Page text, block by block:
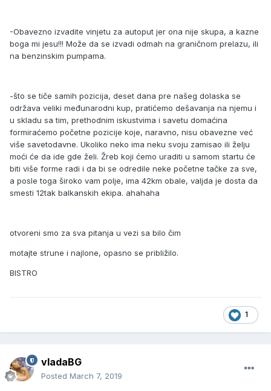
-Obavezno izvadite vinjetu za autoput jer ona nije skupa, a kazne
boga mi jesu!!! Može da se izvadi odmah na graničnom prelazu, ili
na benzinskim pumpama.
-što se tiče samih pozicija, deset dana pre našeg dolaska se
održava veliki međunarodni kup, pratićemo dešavanja na njemu i
u skladu sa tim, prethodnim iskustvima i savetu domaćina
formiraćemo početne pozicije koje, naravno, nisu obavezne već
više savetodavne. Ukoliko neko ima neku svoju zamisao ili želju
moći će da ide gde želi. Žreb koji ćemo uraditi u samom startu će
biti više forme radi i da bi se odredile neke početne tačke za sve,
a posle toga široko vam polje, ima 42km obale, valjda je dosta da
smesti 12tak balkanskih ekipa. ahahaha
otvoreni smo za sva pitanja u vezi sa bilo čim
motajte strune i najlone, opasno se približilo.
BISTRO
1
vladaBG
Posted March 7, 2019